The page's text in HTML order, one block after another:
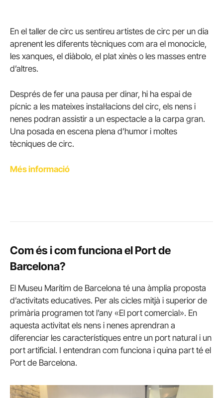
En el taller de circ us sentireu artistes de circ per un dia
aprenent les diferents tècniques com ara el monocicle,
les xanques, el diàbolo, el plat xinès o les masses entre
d’altres.
Després de fer una pausa per dinar, hi ha espai de
pícnic a les mateixes instal·lacions del circ, els nens i
nenes podran assistir a un espectacle a la carpa gran.
Una posada en escena plena d’humor i moltes
tècniques de circ.
Més informació
Com és i com funciona el Port de
Barcelona?
El Museu Marítim de Barcelona té una àmplia proposta
d’activitats educatives. Per als cicles mitjà i superior de
primària programen tot l’any «El port comercial». En
aquesta activitat els nens i nenes aprendran a
diferenciar les característiques entre un port natural i un
port artificial. I entendran com funciona i quina part té el
Port de Barcelona.